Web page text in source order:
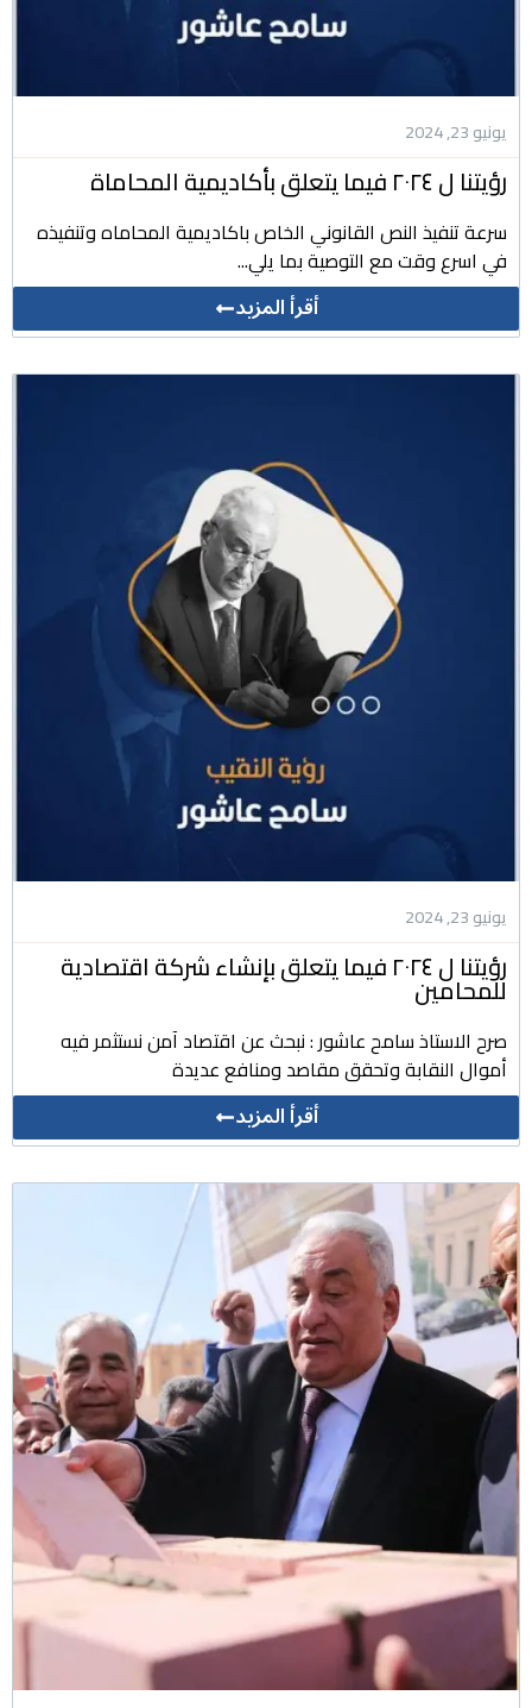
يونيو 23, 2024
رؤيتنا ل ٢٠٢٤ فيما يتعلق بأكاديمية المحاماة
سرعة تنفيذ النص القانوني الخاص باكاديمية المحاماه وتنفيذه
في اسرع وقت مع التوصية بما يلي...
أقرأ المزيد
يونيو 23, 2024
رؤيتنا ل ٢٠٢٤ فيما يتعلق بإنشاء شركة اقتصادية
للمحامين
صرح الاستاذ سامح عاشور : نبحث عن اقتصاد آمن نستثمر فيه
أموال النقابة وتحقق مقاصد ومنافع عديدة
أقرأ المزيد